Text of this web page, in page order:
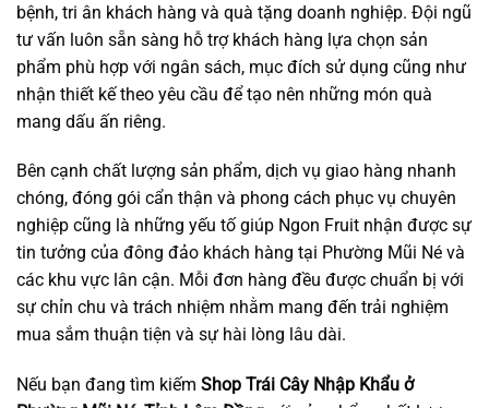
bệnh, tri ân khách hàng và quà tặng doanh nghiệp. Đội ngũ
tư vấn luôn sẵn sàng hỗ trợ khách hàng lựa chọn sản
phẩm phù hợp với ngân sách, mục đích sử dụng cũng như
nhận thiết kế theo yêu cầu để tạo nên những món quà
mang dấu ấn riêng.
Bên cạnh chất lượng sản phẩm, dịch vụ giao hàng nhanh
chóng, đóng gói cẩn thận và phong cách phục vụ chuyên
nghiệp cũng là những yếu tố giúp Ngon Fruit nhận được sự
tin tưởng của đông đảo khách hàng tại Phường Mũi Né và
các khu vực lân cận. Mỗi đơn hàng đều được chuẩn bị với
sự chỉn chu và trách nhiệm nhằm mang đến trải nghiệm
mua sắm thuận tiện và sự hài lòng lâu dài.
Nếu bạn đang tìm kiếm Shop Trái Cây Nhập Khẩu ở